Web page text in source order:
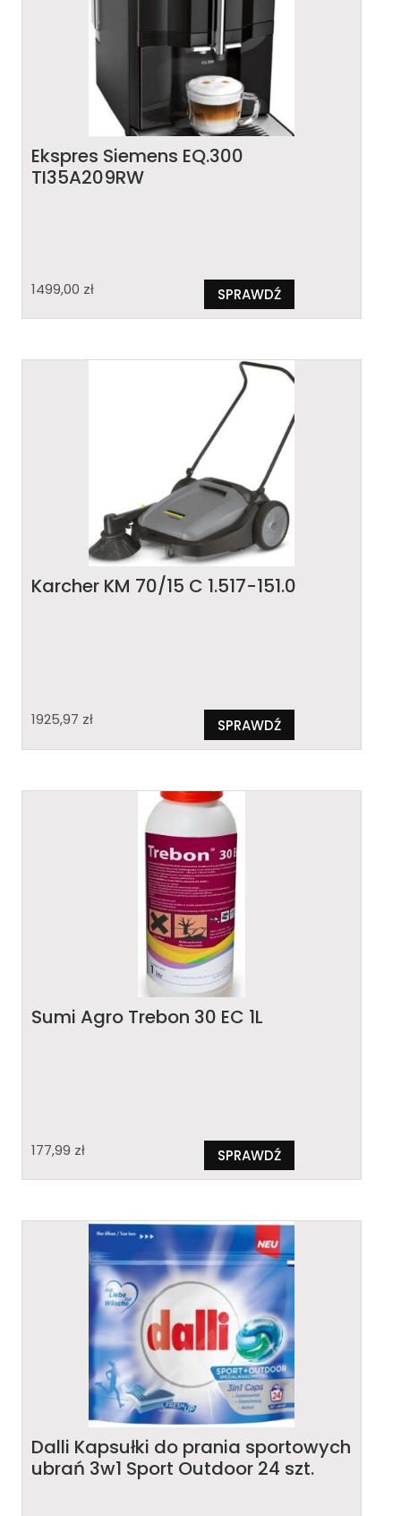
Ekspres Siemens EQ.300
TI35A209RW
1499,00 zł SPRAWDŹ
Karcher KM 70/15 C 1.517-151.0
1925,97 zł SPRAWDŹ
Sumi Agro Trebon 30 EC 1L
177,99 zł SPRAWDŹ
Dalli Kapsułki do prania sportowych
ubrań 3w1 Sport Outdoor 24 szt.